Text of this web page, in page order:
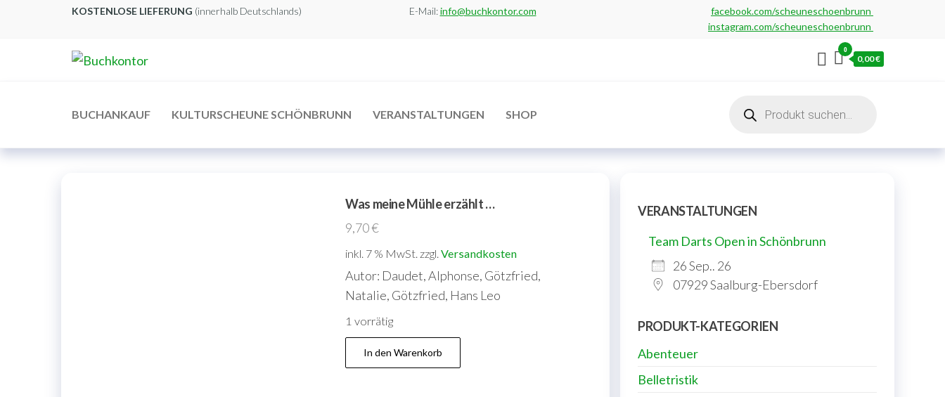
KOSTENLOSE LIEFERUNG (innerhalb Deutschlands) E-Mail:info@buchkontor.com
facebook.com/scheuneschoenbrunn
instagram.com/scheuneschoenbrunn
0
0,00 €
BUCHANKAUF KULTURSCHEUNE SCHÖNBRUNN VERANSTALTUNGEN SHOP
search
Was meine Mühle erzählt …
9,70€
inkl. 7 % MwSt. zzgl. Versandkosten
Autor: Daudet, Alphonse, Götzfried,
Natalie, Götzfried, Hans Leo
1 vorrätig
Was
meine
In den Warenkorb
VERANSTALTUNGEN
Team Darts Open in Schönbrunn
26 Sep.. 26
07929 Saalburg-Ebersdorf
PRODUKT-KATEGORIEN
Abenteuer
Belletristik